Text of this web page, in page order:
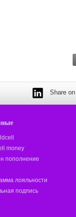
Share
money
пополнение
лояльности
подпись